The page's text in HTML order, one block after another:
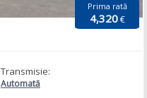
Prima rată
4,320€
Transmisie:
Automată